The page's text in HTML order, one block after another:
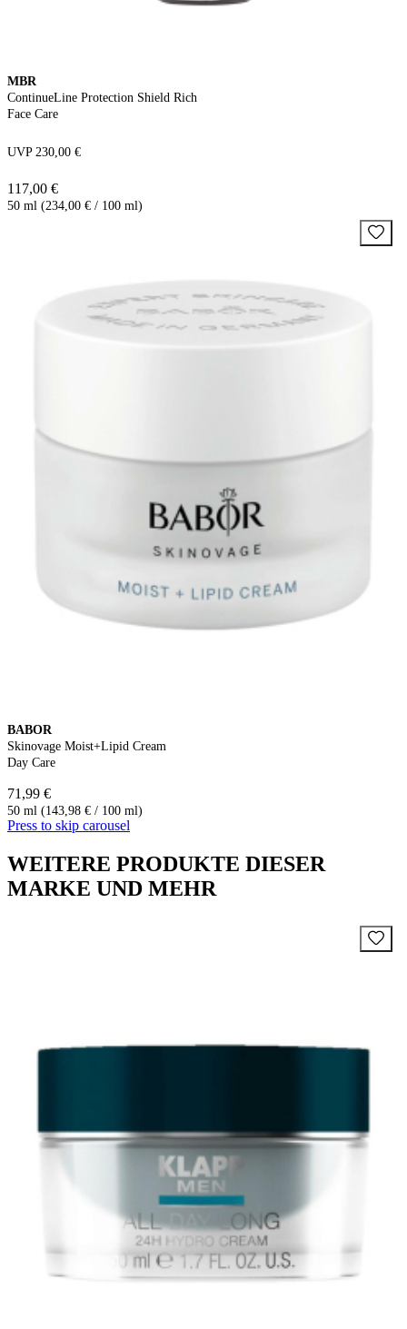
MBR
ContinueLine Protection Shield Rich
Face Care
UVP 230,00 €
117,00 €
50 ml (234,00 € / 100 ml)
BABOR
Skinovage Moist+Lipid Cream
Day Care
71,99 €
50 ml (143,98 € / 100 ml)
Press to skip carousel
WEITERE PRODUKTE DIESER
MARKE UND MEHR